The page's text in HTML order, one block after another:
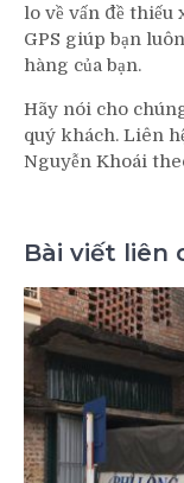
lo về vấn đề thiếu
GPS giúp bạn
hàng của bạn.
Hãy nói cho
quý khách. Liên
Nguyễn Khoái
Bài viết liên